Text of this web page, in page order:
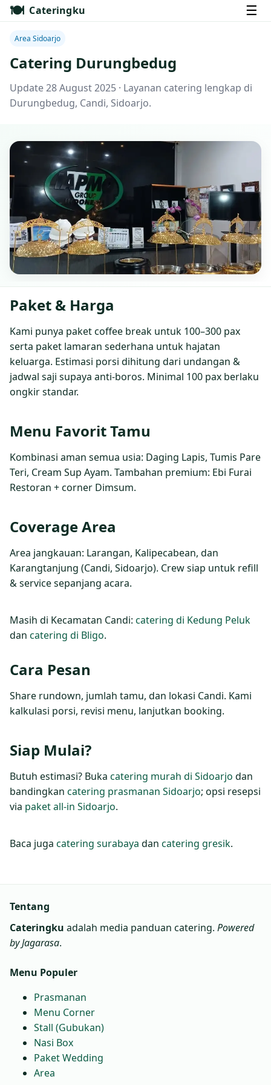
🍽️ Cateringku ☰
Area Sidoarjo
Catering Durungbedug
Update 28 August 2025 · Layanan catering lengkap di
Durungbedug, Candi, Sidoarjo.
Paket & Harga
Kami punya paket coffee break untuk 100–300 pax
serta paket lamaran sederhana untuk hajatan
keluarga. Estimasi porsi dihitung dari undangan &
jadwal saji supaya anti‑boros. Minimal 100 pax berlaku
ongkir standar.
Menu Favorit Tamu
Kombinasi aman semua usia: Daging Lapis, Tumis Pare
Teri, Cream Sup Ayam. Tambahan premium: Ebi Furai
Restoran + corner Dimsum.
Coverage Area
Area jangkauan: Larangan, Kalipecabean, dan
Karangtanjung (Candi, Sidoarjo). Crew siap untuk refill
& service sepanjang acara.
Masih di Kecamatan Candi: catering di Kedung Peluk
dan catering di Bligo.
Cara Pesan
Share rundown, jumlah tamu, dan lokasi Candi. Kami
kalkulasi porsi, revisi menu, lanjutkan booking.
Siap Mulai?
Butuh estimasi? Buka catering murah di Sidoarjo dan
bandingkan catering prasmanan Sidoarjo; opsi resepsi
via paket all‑in Sidoarjo.
Baca juga catering surabaya dan catering gresik.
Tentang
Cateringku adalah media panduan catering. Powered
by Jagarasa.
Menu Populer
Prasmanan
Menu Corner
Stall (Gubukan)
Nasi Box
Paket Wedding
Area